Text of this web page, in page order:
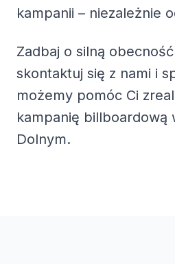
kampanii – niezależnie
Zadbaj o silną
skontaktuj się z nami i
możemy pomóc Ci
kampanię billboardową
Dolnym.